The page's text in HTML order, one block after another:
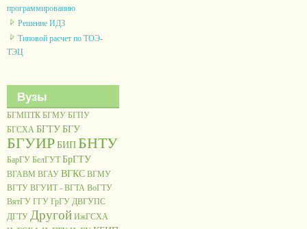
программированию
Решение ИДЗ
Типовой расчет по ТОЭ-
ТЭЦ
Вузы
БГМПТК БГМУ БГПУ
БГСХА БГТУБГУ
БГУИРБИПБНТУ
БарГУ БелГУТ БрГТУ
ВГАВМ ВГАУ ВГКС ВГМУ
ВГТУ ВГУИТ - ВГТА ВоГТУ
ВятГУ ГГУ ГрГУ ДВГУПС
ДГТУ Другой ИжГСХА